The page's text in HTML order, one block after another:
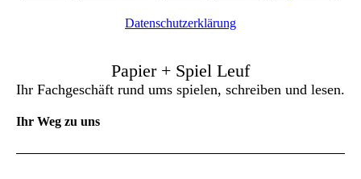
Datenschutzerklärung
Papier + Spiel Leuf
Ihr Fachgeschäft rund ums spielen, schreiben und lesen.
Ihr Weg zu uns